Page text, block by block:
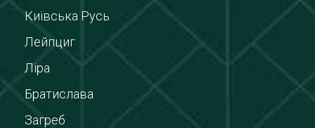
Київська Русь
Лейпциг
Ліра
Братислава
Загреб